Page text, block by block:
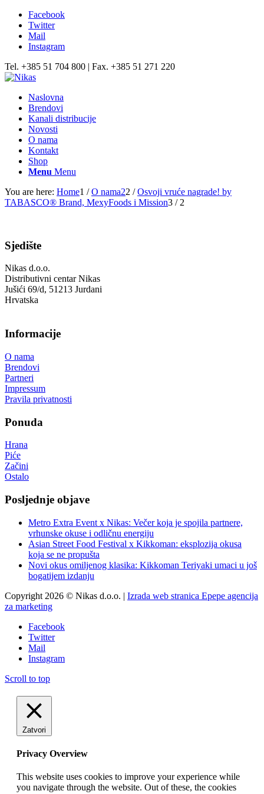
Facebook
Twitter
Mail
Instagram
Tel. +385 51 704 800 | Fax. +385 51 271 220
Naslovna
Brendovi
Kanali distribucije
Novosti
O nama
Kontakt
Shop
Menu Menu
You are here: Home1 / O nama22 / Osvoji vruće nagrade! by
TABASCO® Brand, MexyFoods i Mission3 / 2
Sjedište
Nikas d.o.o.
Distributivni centar Nikas
Jušići 69/d, 51213 Jurdani
Hrvatska
Informacije
O nama
Brendovi
Partneri
Impressum
Pravila privatnosti
Ponuda
Hrana
Piće
Začini
Ostalo
Posljednje objave
Metro Extra Event x Nikas: Večer koja je spojila partnere,
vrhunske okuse i odličnu energiju
Asian Street Food Festival x Kikkoman: eksplozija okusa
koja se ne propušta
Novi okus omiljenog klasika: Kikkoman Teriyaki umaci u još
bogatijem izdanju
Copyright 2026 © Nikas d.o.o. | Izrada web stranica Epepe agencija
za marketing
Facebook
Twitter
Mail
Instagram
Scroll to top
Zatvori
Privacy Overview
This website uses cookies to improve your experience while
you navigate through the website. Out of these, the cookies